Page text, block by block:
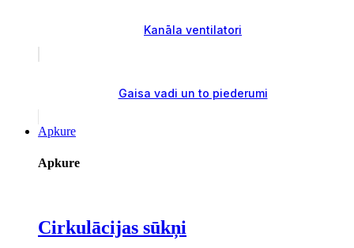
Kanāla ventilatori
Gaisa vadi un to piederumi
Apkure
Apkure
Cirkulācijas sūkņi